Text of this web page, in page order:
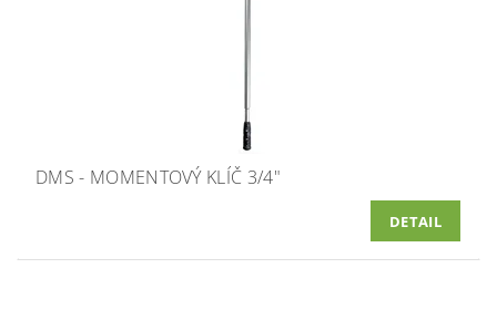
DMS - MOMENTOVÝ KLÍČ 3/4"
DETAIL